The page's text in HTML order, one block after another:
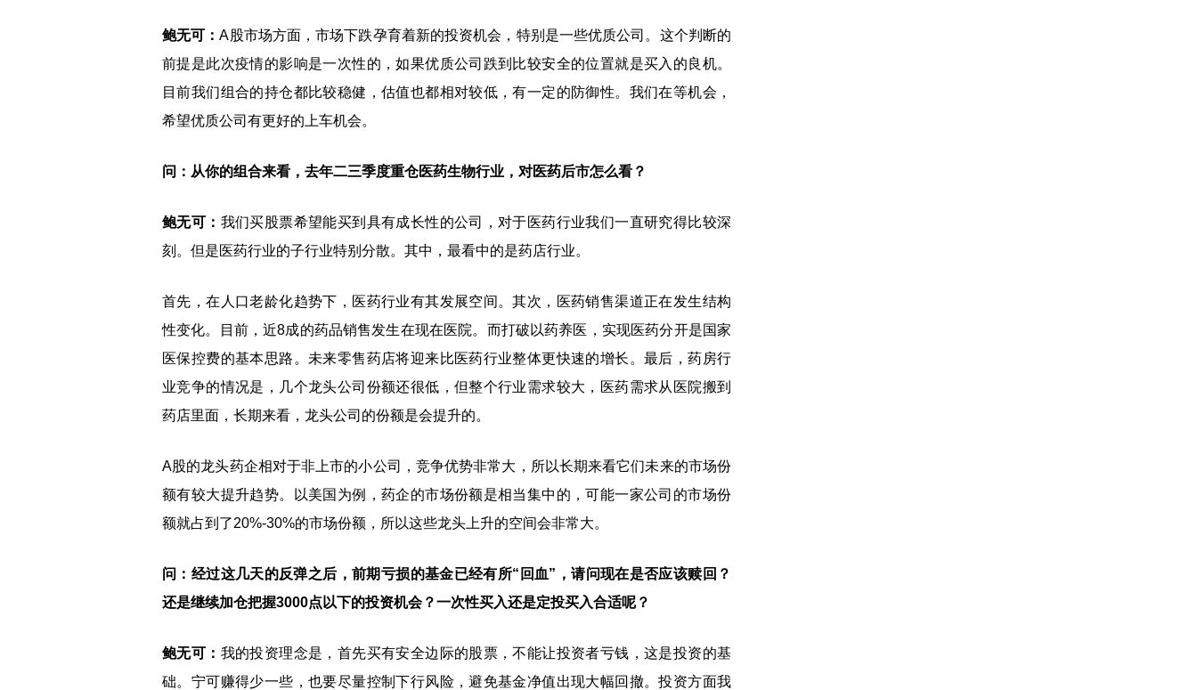
鲍无可：A股市场方面，市场下跌孕育着新的投资机会，特别是一些优质公司。这个判断的
前提是此次疫情的影响是一次性的，如果优质公司跌到比较安全的位置就是买入的良机。
目前我们组合的持仓都比较稳健，估值也都相对较低，有一定的防御性。我们在等机会，
希望优质公司有更好的上车机会。
问：从你的组合来看，去年二三季度重仓医药生物行业，对医药后市怎么看？
鲍无可： 我们买股票希望能买到具有成长性的公司，对于医药行业我们一直研究得比较深
刻。但是医药行业的子行业特别分散。其中，最看中的是药店行业。
首先，在人口老龄化趋势下，医药行业有其发展空间。其次，医药销售渠道正在发生结构
性变化。目前，近8成的药品销售发生在现在医院。而打破以药养医，实现医药分开是国家
医保控费的基本思路。未来零售药店将迎来比医药行业整体更快速的增长。最后，药房行
业竞争的情况是，几个龙头公司份额还很低，但整个行业需求较大，医药需求从医院搬到
药店里面，长期来看，龙头公司的份额是会提升的。
A股的龙头药企相对于非上市的小公司，竞争优势非常大，所以长期来看它们未来的市场份
额有较大提升趋势。以美国为例，药企的市场份额是相当集中的，可能一家公司的市场份
额就占到了20%-30%的市场份额，所以这些龙头上升的空间会非常大。
问：经过这几天的反弹之后，前期亏损的基金已经有所“回血”，请问现在是否应该赎回？
还是继续加仓把握3000点以下的投资机会？一次性买入还是定投买入合适呢？
鲍无可： 我的投资理念是，首先买有安全边际的股票，不能让投资者亏钱，这是投资的基
础。宁可赚得少一些，也要尽量控制下行风险，避免基金净值出现大幅回撤。投资方面我